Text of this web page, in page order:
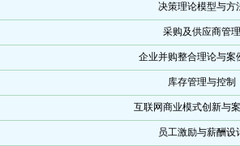
决策理论模型与方
采购及供应商管理
企业并购整合理论与案
库存管理与控制
互联网商业模式创新与
员工激励与薪酬设